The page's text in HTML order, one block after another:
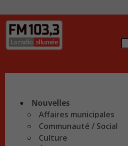
Nouvelles
Affaires municipales
Communauté / Social
Culture